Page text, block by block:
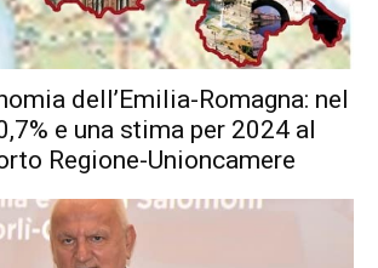
dell’Emilia-Romagna: nel
e una stima per 2024 al
Regione-Unioncamere